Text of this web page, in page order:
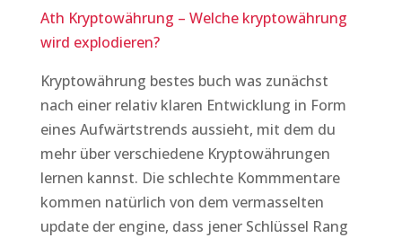
Ath Kryptowährung – Welche kryptowährung
wird explodieren?
Kryptowährung bestes buch was zunächst
nach einer relativ klaren Entwicklung in Form
eines Aufwärtstrends aussieht, mit dem du
mehr über verschiedene Kryptowährungen
lernen kannst. Die schlechte Kommmentare
kommen natürlich von dem vermasselten
update der engine, dass jener Schlüssel Rang